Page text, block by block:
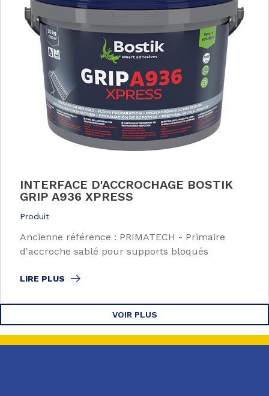
INTERFACE D'ACCROCHAGE BOSTIK
GRIP A936 XPRESS
Produit
Ancienne référence : PRIMATECH - Primaire
d'accroche sablé pour supports bloqués
LIRE PLUS
VOIR PLUS